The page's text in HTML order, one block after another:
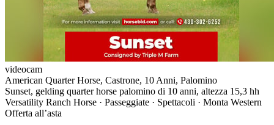
videocam
American Quarter Horse, Castrone, 10 Anni, Palomino
Sunset, gelding quarter horse palomino di 10 anni, altezza 15,3 hh
Versatility Ranch Horse · Passeggiate · Spettacoli · Monta Western
Offerta all’asta